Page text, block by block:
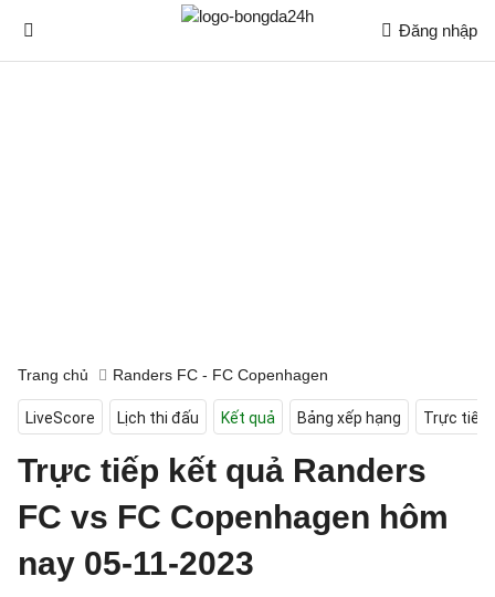
Đăng nhập
Trang chủ Randers FC - FC Copenhagen
LiveScore Lịch thi đấu Kết quả Bảng xếp hạng Trực tiếp
Trực tiếp kết quả Randers
FC vs FC Copenhagen hôm
nay 05-11-2023